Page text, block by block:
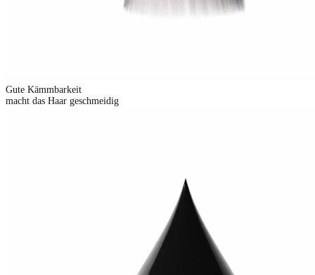
Gute Kämmbarkeit
macht das Haar geschmeidig